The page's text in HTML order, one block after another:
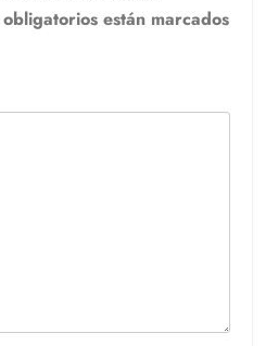
obligatorios están marcados